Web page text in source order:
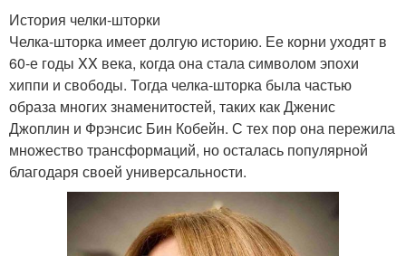
История челки-шторки
Челка-шторка имеет долгую историю. Ее корни уходят в
60-е годы XX века, когда она стала символом эпохи
хиппи и свободы. Тогда челка-шторка была частью
образа многих знаменитостей, таких как Дженис
Джоплин и Фрэнсис Бин Кобейн. С тех пор она пережила
множество трансформаций, но осталась популярной
благодаря своей универсальности.